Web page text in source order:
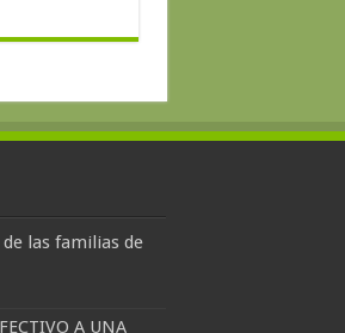
las familias de
A UNA